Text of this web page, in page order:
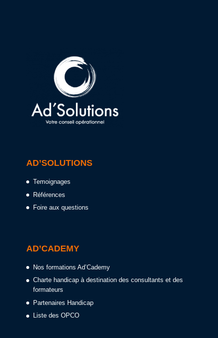
AD’SOLUTIONS
Temoignages
Références
Foire aux questions
AD’CADEMY
Nos formations Ad’Cademy
Charte handicap à destination des consultants et des
formateurs
Partenaires Handicap
Liste des OPCO